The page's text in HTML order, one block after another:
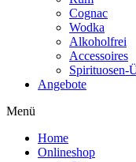
Cognac
Wodka
Alkoholfrei
Accessoires
Spirituosen-
Angebote
Menü
Home
Onlineshop